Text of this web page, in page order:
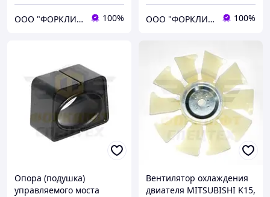
ООО "ФОРКЛИФТ-СПЕЦТЕХ" 100% ООО "ФОРКЛИФТ-СПЕЦТЕХ" 100%
Опора (подушка)
управляемого моста
Вентилятор охлаждения
двиателя MITSUBISHI K15,